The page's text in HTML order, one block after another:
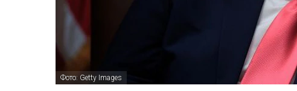
Фото: Getty Images